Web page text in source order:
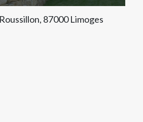
87000 Limoges